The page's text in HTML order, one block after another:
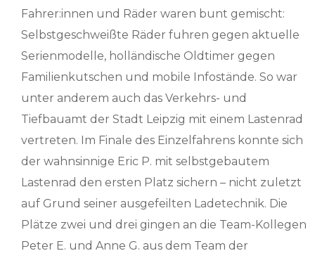
Fahrer:innen und Räder waren bunt gemischt:
Selbstgeschweißte Räder fuhren gegen aktuelle
Serienmodelle, holländische Oldtimer gegen
Familienkutschen und mobile Infostände. So war
unter anderem auch das Verkehrs- und
Tiefbauamt der Stadt Leipzig mit einem Lastenrad
vertreten. Im Finale des Einzelfahrens konnte sich
der wahnsinnige Eric P. mit selbstgebautem
Lastenrad den ersten Platz sichern – nicht zuletzt
auf Grund seiner ausgefeilten Ladetechnik. Die
Plätze zwei und drei gingen an die Team-Kollegen
Peter E. und Anne G. aus dem Team der